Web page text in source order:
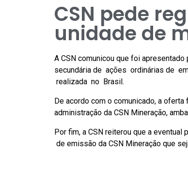
CSN pede
unidade de
A CSN comunicou que foi
secundária de ações ordinárias de
realizada no Brasil.
De acordo com o comunicado, a
administração da CSN Mineração,
Por fim, a CSN reiterou que a
de emissão da CSN Mineração que